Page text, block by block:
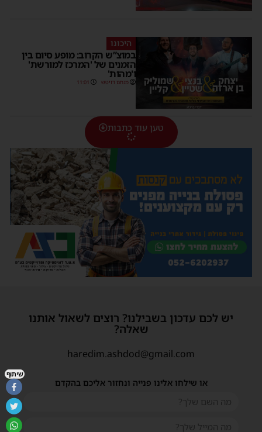
היכונו
במוצ”ש הקרוב: מופע סיום בין
הזמנים של 'המרכז למורשת'
ו'מהות'
מנחם דויטש 11:01
טען עוד כתבות
יש לכם עדכון בשבילנו? רוצים לשאול אותנו
שאלה?
haredim.ashdod@gmail.com
או שילחו אלינו פנייה ונחזור אליכם בהקדם
שיתוף